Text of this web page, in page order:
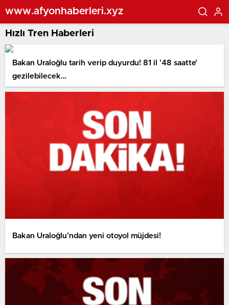
www.afyonhaberleri.xyz
Hızlı Tren Haberleri
Bakan Uraloğlu tarih verip duyurdu! 81 il ’48 saatte’
gezilebilecek…
Bakan Uraloğlu’ndan yeni otoyol müjdesi!